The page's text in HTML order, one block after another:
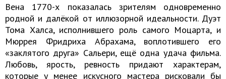
Вена 1770-х показалась зрителям одновременно
родной и далёкой от иллюзорной идеальности. Дуэт
Тома Халса, исполнившего роль самого Моцарта, и
Мюррея Фридриха Абрахама, воплотившего его
«заклятого друга» Сальери, ещё одна удача фильма.
Любовь, ярость, ревность придают характерам,
которые у менее искусного мастера рисковали бы